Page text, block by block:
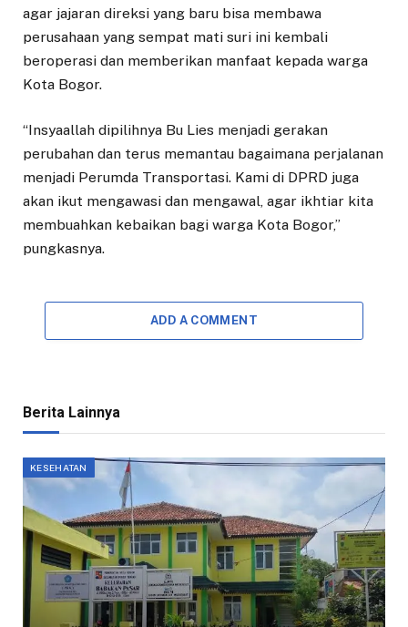
agar jajaran direksi yang baru bisa membawa
perusahaan yang sempat mati suri ini kembali
beroperasi dan memberikan manfaat kepada warga
Kota Bogor.
“Insyaallah dipilihnya Bu Lies menjadi gerakan
perubahan dan terus memantau bagaimana perjalanan
menjadi Perumda Transportasi. Kami di DPRD juga
akan ikut mengawasi dan mengawal, agar ikhtiar kita
membuahkan kebaikan bagi warga Kota Bogor,”
pungkasnya.
ADD A COMMENT
Berita Lainnya
KESEHATAN